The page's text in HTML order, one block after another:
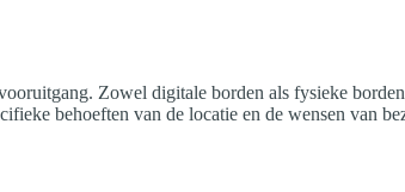
Zowel digitale borden als fysieke
behoeften van de locatie en de wensen van